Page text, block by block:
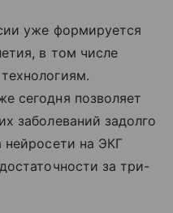
уже формируется
в том числе
сегодня позволяет
заболеваний задолго
нейросети на ЭКГ
за три-